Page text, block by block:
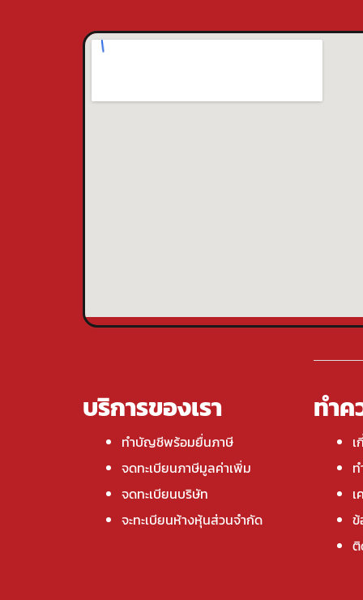
บริการของเรา
ทำบัญชีพร้อมยื่นภาษี
จดทะเบียนภาษีมูลค่าเพิ่ม
จดทะเบียนบริษัท
จะทะเบียนห้างหุ้นส่วนจำกัด
ทำค
เ
ท
ข้
ติ